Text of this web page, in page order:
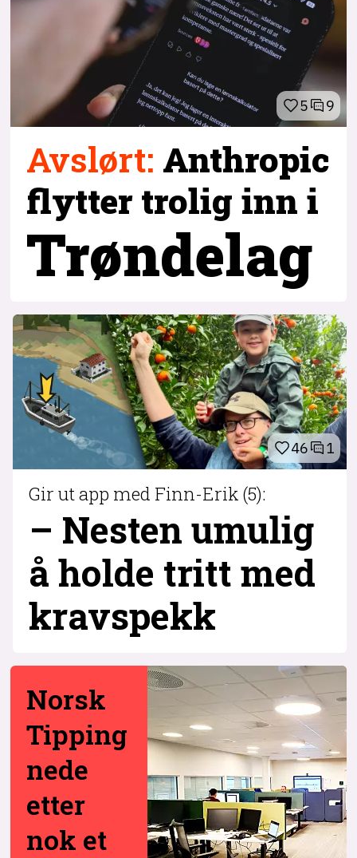
5 9
Avslørt: Anthropic
flytter trolig inn i
Trøndelag
46 1
Gir ut app med Finn-Erik (5):
– Nesten umulig
å holde tritt med
krav­spekk
Norsk
Tipping
nede
etter
nok et